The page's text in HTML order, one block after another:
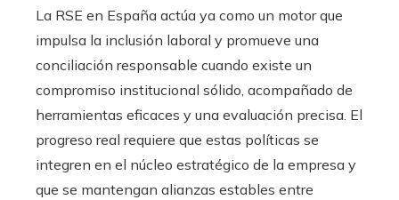
La RSE en España actúa ya como un motor que
impulsa la inclusión laboral y promueve una
conciliación responsable cuando existe un
compromiso institucional sólido, acompañado de
herramientas eficaces y una evaluación precisa. El
progreso real requiere que estas políticas se
integren en el núcleo estratégico de la empresa y
que se mantengan alianzas estables entre